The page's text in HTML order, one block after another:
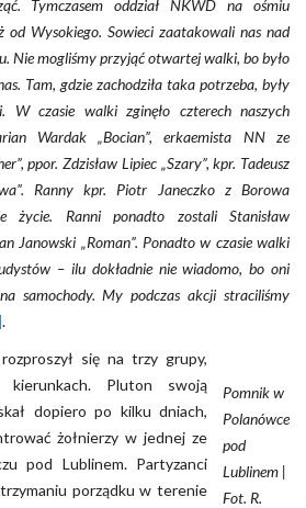
Tymczasem oddział NKWD na ośmiu
od Wysokiego. Sowieci zaatakowali nas nad
Nie mogliśmy przyjąć otwartej walki, bo było
Tam, gdzie zachodziła taka potrzeba, były
W czasie walki zginęło czterech naszych
Wardak „Bocian”, erkaemista NN ze
ppor. Zdzisław Lipiec „Szary”, kpr. Tadeusz
Ranny kpr. Piotr Janeczko z Borowa
życie. Ranni ponadto zostali Stanisław
Janowski „Roman”. Ponadto w czasie walki
– ilu dokładnie nie wiadomo, bo oni
samochody. My podczas akcji straciliśmy
.
Pomnik w
Polanówce
pod
Lublinem |
Fot. R.
się na trzy grupy,
kierunkach. Pluton swoją
dopiero po kilku dniach,
żołnierzy w jednej ze
pod Lublinem. Partyzanci
porządku w terenie